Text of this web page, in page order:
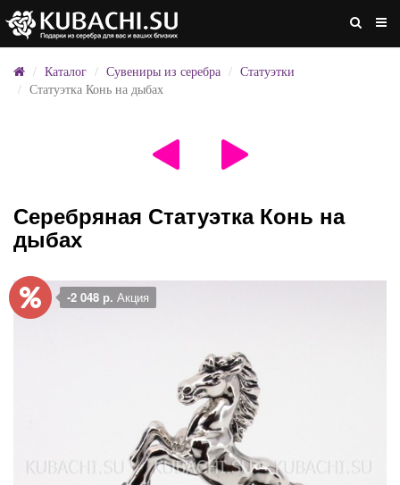
Каталог Сувениры из серебра
Статуэтки
Статуэтка Конь на дыбах
Серебряная Статуэтка Конь на
дыбах
-2 048 р. Акция